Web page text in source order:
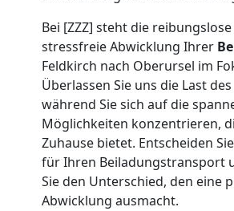
Bei [ZZZ] steht die
stressfreie Abwicklung Ihrer
Feldkirch nach Oberursel im
Überlassen Sie uns die Last
während Sie sich auf die
Möglichkeiten konzentrieren,
Zuhause bietet. Entscheiden
für Ihren Beiladungstransport
Sie den Unterschied, den eine
Abwicklung ausmacht.
Umzug
Mann
LKW